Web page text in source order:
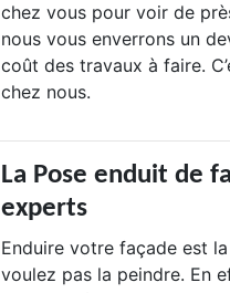
chez vous pour voir de
nous vous enverrons un
coût des travaux à faire.
chez nous.
La Pose enduit de
experts
Enduire votre façade est
voulez pas la peindre. En